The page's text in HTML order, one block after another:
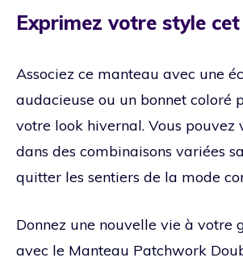
Exprimez votre style
Associez ce manteau avec une
audacieuse ou un bonnet coloré
votre look hivernal. Vous pouvez
dans des combinaisons variées
quitter les sentiers de la mode
Donnez une nouvelle vie à votre
avec le Manteau Patchwork